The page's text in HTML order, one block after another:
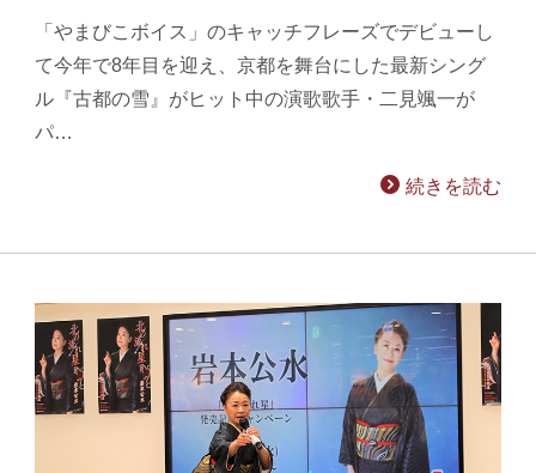
「やまびこボイス」のキャッチフレーズでデビューし
て今年で8年目を迎え、京都を舞台にした最新シング
ル『古都の雪』がヒット中の演歌歌手・二見颯一が
パ…
続きを読む